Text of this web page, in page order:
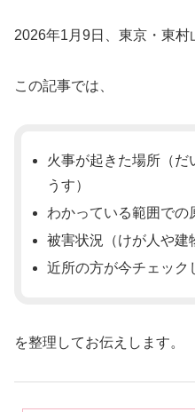
2026年1月9日、東京・東村
この記事では、
火事が起きた場所（だ
うす）
わかっている範囲での
被害状況（けが人や建
近所の方が今チェック
を整理してお伝えします。